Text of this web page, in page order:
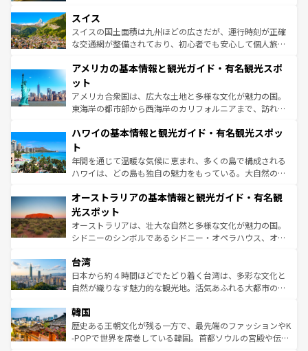
を参照してほしい。
は、お酒好きな人にはぜひ体験してほしい。 なお、新着の
ドイツ情報はコンテンツ一覧を参照してほしい。
リアごとに異なる魅力がある。また、優雅なアフタヌーン
ティー、ビール好きにはたまらない英国パブ、サッカー観
戦など、本場だからこそできる体験も豊富。イギリスを旅
ンツ一覧を参照してほしい。
スイス
スイスの国土面積は九州ほどの広さだが、運行時刻が正確
な交通網が整備されており、初心者でも安心して個人旅行
の建物がそのまま残る町や、スイスならではのユニークな
博物館もあり、アルプス観光だけでなく町歩きも満喫する
ことができる。国民の所得が高いため物価も高いが、旅行
者向けの交通パス提供のサービスもあり、うまく活用すれ
着のスイス情報はコンテンツ一覧を参照してほしい。
アメリカの基本情報と観光ガイド・有名観光スポ
ット
アメリカ合衆国は、広大な土地と多様な文化が魅力の国。
東海岸の都市部から西海岸のカリフォルニアまで、訪れる
のような巨大都市は、観光、ショッピング、エンターテイ
ンメントが詰まった刺激的なスポットだ。一方、アメリカ
西部には大自然が広がり、グランドキャニオンやイエロー
ストーン国立公園といった絶景が堪能できる。さらに、南
文化が魅力。旅行者はアメリカの各地域で異なる魅力を楽
しみながら、その多様性と豊かな歴史を感じることができ
るだろう。車でのロードトリップや列車の旅も、アメリカ
ならではの贅沢な旅のスタイルだ。 なお、新着のアメリカ
情報は コンテンツ一覧 を参照してほしい。
ハワイの基本情報と観光ガイド・有名観光スポッ
ト
年間を通じて温暖な気候に恵まれ、多くの島で構成される
ハワイは、どの島も独自の魅力をもっている。大自然の神
ワイ島は見逃せない。また、定番の観光地といえばオアフ
島だが、静かな自然を求めるならマウイ島やカウアイ島が
おすすめ。エメラルドグリーンに輝く海をはじめ、豊かな
文化や歴史が息づいている。「アロハスピリット」と呼ば
人々、おいしいローカルフードやハワイアンミュージッ
ク、伝統的なフラダンスなど、すべてがハワイの魅力を彩
っている。訪れるたびに新しい発見と感動が待っているハ
はコンテンツ一覧
オーストラリアの基本情報と観光ガイド・有名観
光スポット
オーストラリアは、壮大な自然と多様な文化が魅力の国。
シドニーのシンボルであるシドニー・オペラハウス、オー
リアリーフや大陸中央部にそびえるウルル（エアーズロッ
ク）、タスマニアの美しい原生林やケアンズの熱帯雨林な
ど、見どころがたくさん。また、カフェやワイン、オージ
いる。アクティビティも充実しており、サーフィンやダイ
ビング、ハイキングなど、アウトドア好きにはたまらな
い。オーストラリアの多彩な魅力を存分に味わいつくそ
台湾
日本から約４時間ほどでたどり着く台湾は、多彩な文化と
自然が織りなす魅力的な観光地。活気あふれる大都市の台
ン）、静ひつな山岳地帯である台湾東部など、都市の喧騒
と山間の静けさが共存しており、訪れる人に新しい発見と
驚きをもたらしてくれる。また、奥深い台湾の食文化も魅
韓国
歴史ある王朝文化が残る一方で、最先端のファッションやK
-POPで世界を席巻している韓国。首都ソウルの宮殿や伝統